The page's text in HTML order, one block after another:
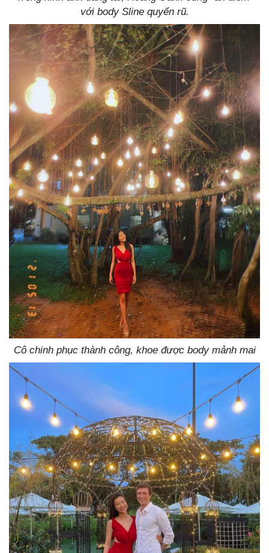
với body Sline quyến rũ.
Cô chinh phục thành công, khoe được body mảnh mai